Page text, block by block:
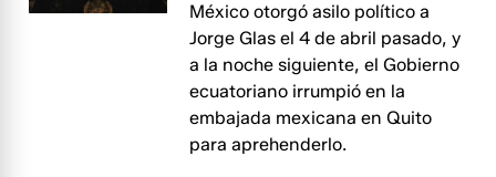
México otorgó asilo político a
Jorge Glas el 4 de abril pasado, y
a la noche siguiente, el Gobierno
ecuatoriano irrumpió en la
embajada mexicana en Quito
para aprehenderlo.